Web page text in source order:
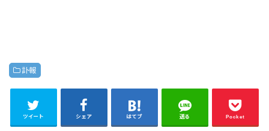
訃報
ツイート シェア はてブ 送る Pocket